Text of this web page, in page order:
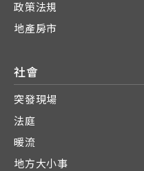
政策法規
地產房市
社會
突發現場
法庭
暖流
地方大小事